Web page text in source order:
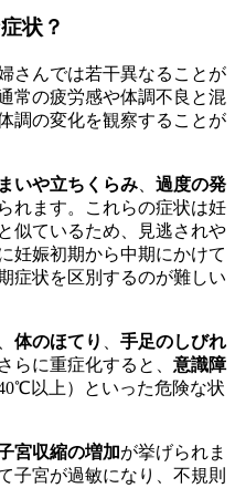
状？
さんでは若干異なることが
常の疲労感や体調不良と混
調の変化を観察することが
いや立ちくらみ
過度の発
れます。これらの症状は妊
似ているため、見逃されや
妊娠初期から中期にかけて
症状を区別するのが難しい
体のほてり
手足のしびれ
らに重症化すると、 意識障
40℃以上）といった危険な状
宮収縮の増加が挙げられま
子宮が過敏になり、不規則